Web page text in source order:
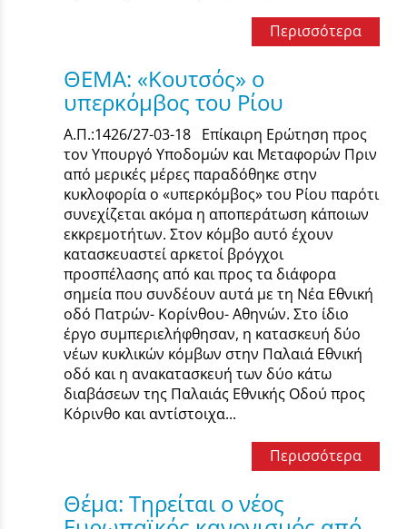
Περισσότερα
ΘΕΜΑ: «Κουτσός» ο
υπερκόμβος του Ρίου
Α.Π.:1426/27-03-18 Επίκαιρη Ερώτηση προς
τον Υπουργό Υποδομών και Μεταφορών Πριν
από μερικές μέρες παραδόθηκε στην
κυκλοφορία ο «υπερκόμβος» του Ρίου παρότι
συνεχίζεται ακόμα η αποπεράτωση κάποιων
εκκρεμοτήτων. Στον κόμβο αυτό έχουν
κατασκευαστεί αρκετοί βρόγχοι
προσπέλασης από και προς τα διάφορα
σημεία που συνδέουν αυτά με τη Νέα Εθνική
οδό Πατρών- Κορίνθου- Αθηνών. Στο ίδιο
έργο συμπεριελήφθησαν, η κατασκευή δύο
νέων κυκλικών κόμβων στην Παλαιά Εθνική
οδό και η ανακατασκευή των δύο κάτω
διαβάσεων της Παλαιάς Εθνικής Οδού προς
Κόρινθο και αντίστοιχα...
Περισσότερα
Θέμα: Τηρείται ο νέος